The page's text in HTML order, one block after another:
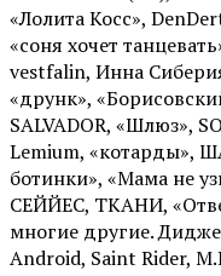
«Лолита Косс»,
«соня хочет
vestfalin, Инна
«друнк»,
SALVADOR, «Шлюз»,
Lemium, «котарды»,
ботинки», «Мама не
СЕЙЙЕС, ТКАНИ,
многие другие.
Android, Saint Rider,